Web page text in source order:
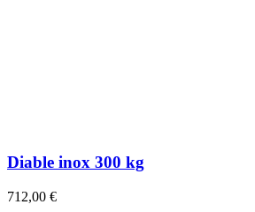
Diable inox 300 kg
712,00 €